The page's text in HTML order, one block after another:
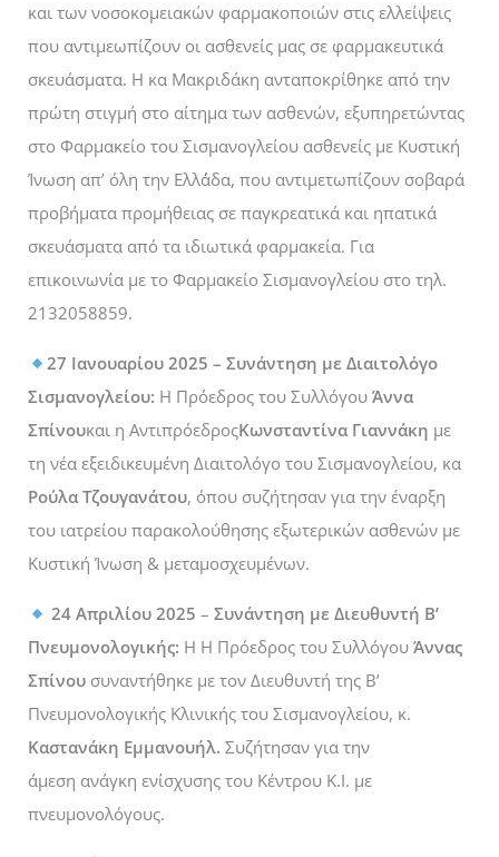
και των νοσοκομειακών φαρμακοποιών στις ελλείψεις
που αντιμεωπίζουν οι ασθενείς μας σε φαρμακευτικά
σκευάσματα. Η κα Μακριδάκη ανταποκρίθηκε από την
πρώτη στιγμή στο αίτημα των ασθενών, εξυπηρετώντας
στο Φαρμακείο του Σισμανογλείου ασθενείς με Κυστική
Ίνωση απ’ όλη την Ελλ΄άδα, που αντιμετωπίζουν σοβαρά
προβήματα προμήθειας σε παγκρεατικά και ηπατικά
σκευάσματα από τα ιδιωτικά φαρμακεία. Για
επικοινωνία με το Φαρμακείο Σισμανογλείου στο τηλ.
2132058859.
27 Ιανουαρίου 2025 –Συνάντηση με Διαιτολόγο
Σισμανογλείου: Η Πρόεδρος του Συλλόγου Άννα
Σπίνουκαι η ΑντιπρόεδροςΚωνσταντίνα Γιαννάκη με
τη νέα εξειδικευμένη Διαιτολόγο του Σισμανογλείου, κα
Ρούλα Τζουγανάτου, όπου συζήτησαν για την έναρξη
του ιατρείου παρακολούθησης εξωτερικών ασθενών με
Κυστική Ίνωση & μεταμοσχευμένων.
24 Απριλίου 2025 –Συνάντηση με Διευθυντή Β’
Πνευμονολογικής: Η Η Πρόεδρος του Συλλόγου Άννας
Σπίνου συναντήθηκε με τον Διευθυντή της Β’
Πνευμονολογικής Κλινικής του Σισμανογλείου, κ.
Καστανάκη Εμμανουήλ. Συζήτησαν για την
άμεση ανάγκη ενίσχυσης του Κέντρου Κ.Ι. με
πνευμονολόγους.